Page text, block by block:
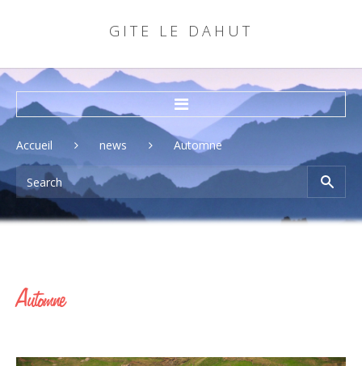
G I T E L E D A H U T
Accueil
Nom d'utilisateur oublié?
Accueil news
Automne
Rechercher
Automne